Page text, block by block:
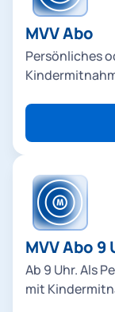
MVV Abo
Persönliches
MVV Abo 9
Ab 9 Uhr. Als
mit